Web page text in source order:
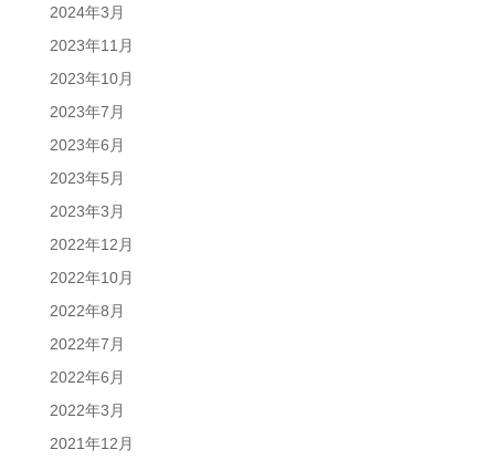
2024年3月
2023年11月
2023年10月
2023年7月
2023年6月
2023年5月
2023年3月
2022年12月
2022年10月
2022年8月
2022年7月
2022年6月
2022年3月
2021年12月